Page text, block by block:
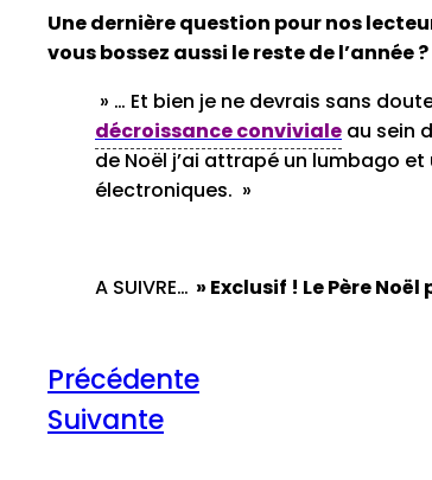
Une dernière question pour nos
vous bossez aussi le reste de l’année ?
» … Et bien je ne devrais sans
décroissance conviviale au sein
de Noël j’ai attrapé un lumbago
électroniques. »
A SUIVRE… » Exclusif ! Le Père
Précédente
Suivante